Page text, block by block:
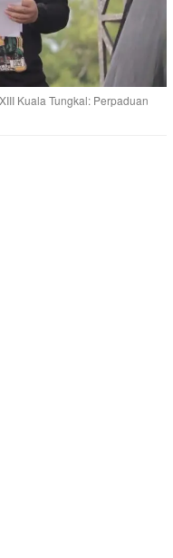
Kuala Tungkal: Perpaduan